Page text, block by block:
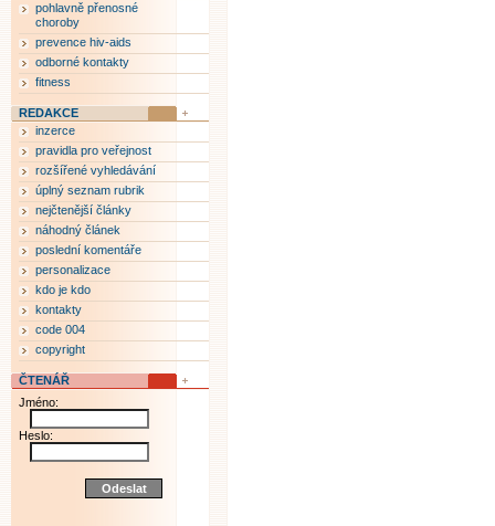
pohlavně přenosné
choroby
prevence hiv-aids
odborné kontakty
fitness
REDAKCE
inzerce
pravidla pro veřejnost
rozšířené vyhledávání
úplný seznam rubrik
nejčtenější články
náhodný článek
poslední komentáře
personalizace
kdo je kdo
kontakty
code 004
copyright
ČTENÁŘ
Jméno:
Heslo: